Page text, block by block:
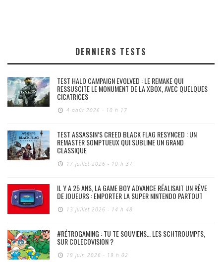
DERNIERS TESTS
TEST HALO CAMPAIGN EVOLVED : LE REMAKE QUI
RESSUSCITE LE MONUMENT DE LA XBOX, AVEC QUELQUES
CICATRICES
4 août 2026 - 10 h 17
TEST ASSASSIN’S CREED BLACK FLAG RESYNCED : UN
REMASTER SOMPTUEUX QUI SUBLIME UN GRAND
CLASSIQUE
17 juillet 2026 - 10 h 37
IL Y A 25 ANS, LA GAME BOY ADVANCE RÉALISAIT UN RÊVE
DE JOUEURS : EMPORTER LA SUPER NINTENDO PARTOUT
13 juillet 2026 - 14 h 48
#RÉTROGAMING : TU TE SOUVIENS… LES SCHTROUMPFS,
SUR COLECOVISION ?
19 juin 2026 - 19 h 02